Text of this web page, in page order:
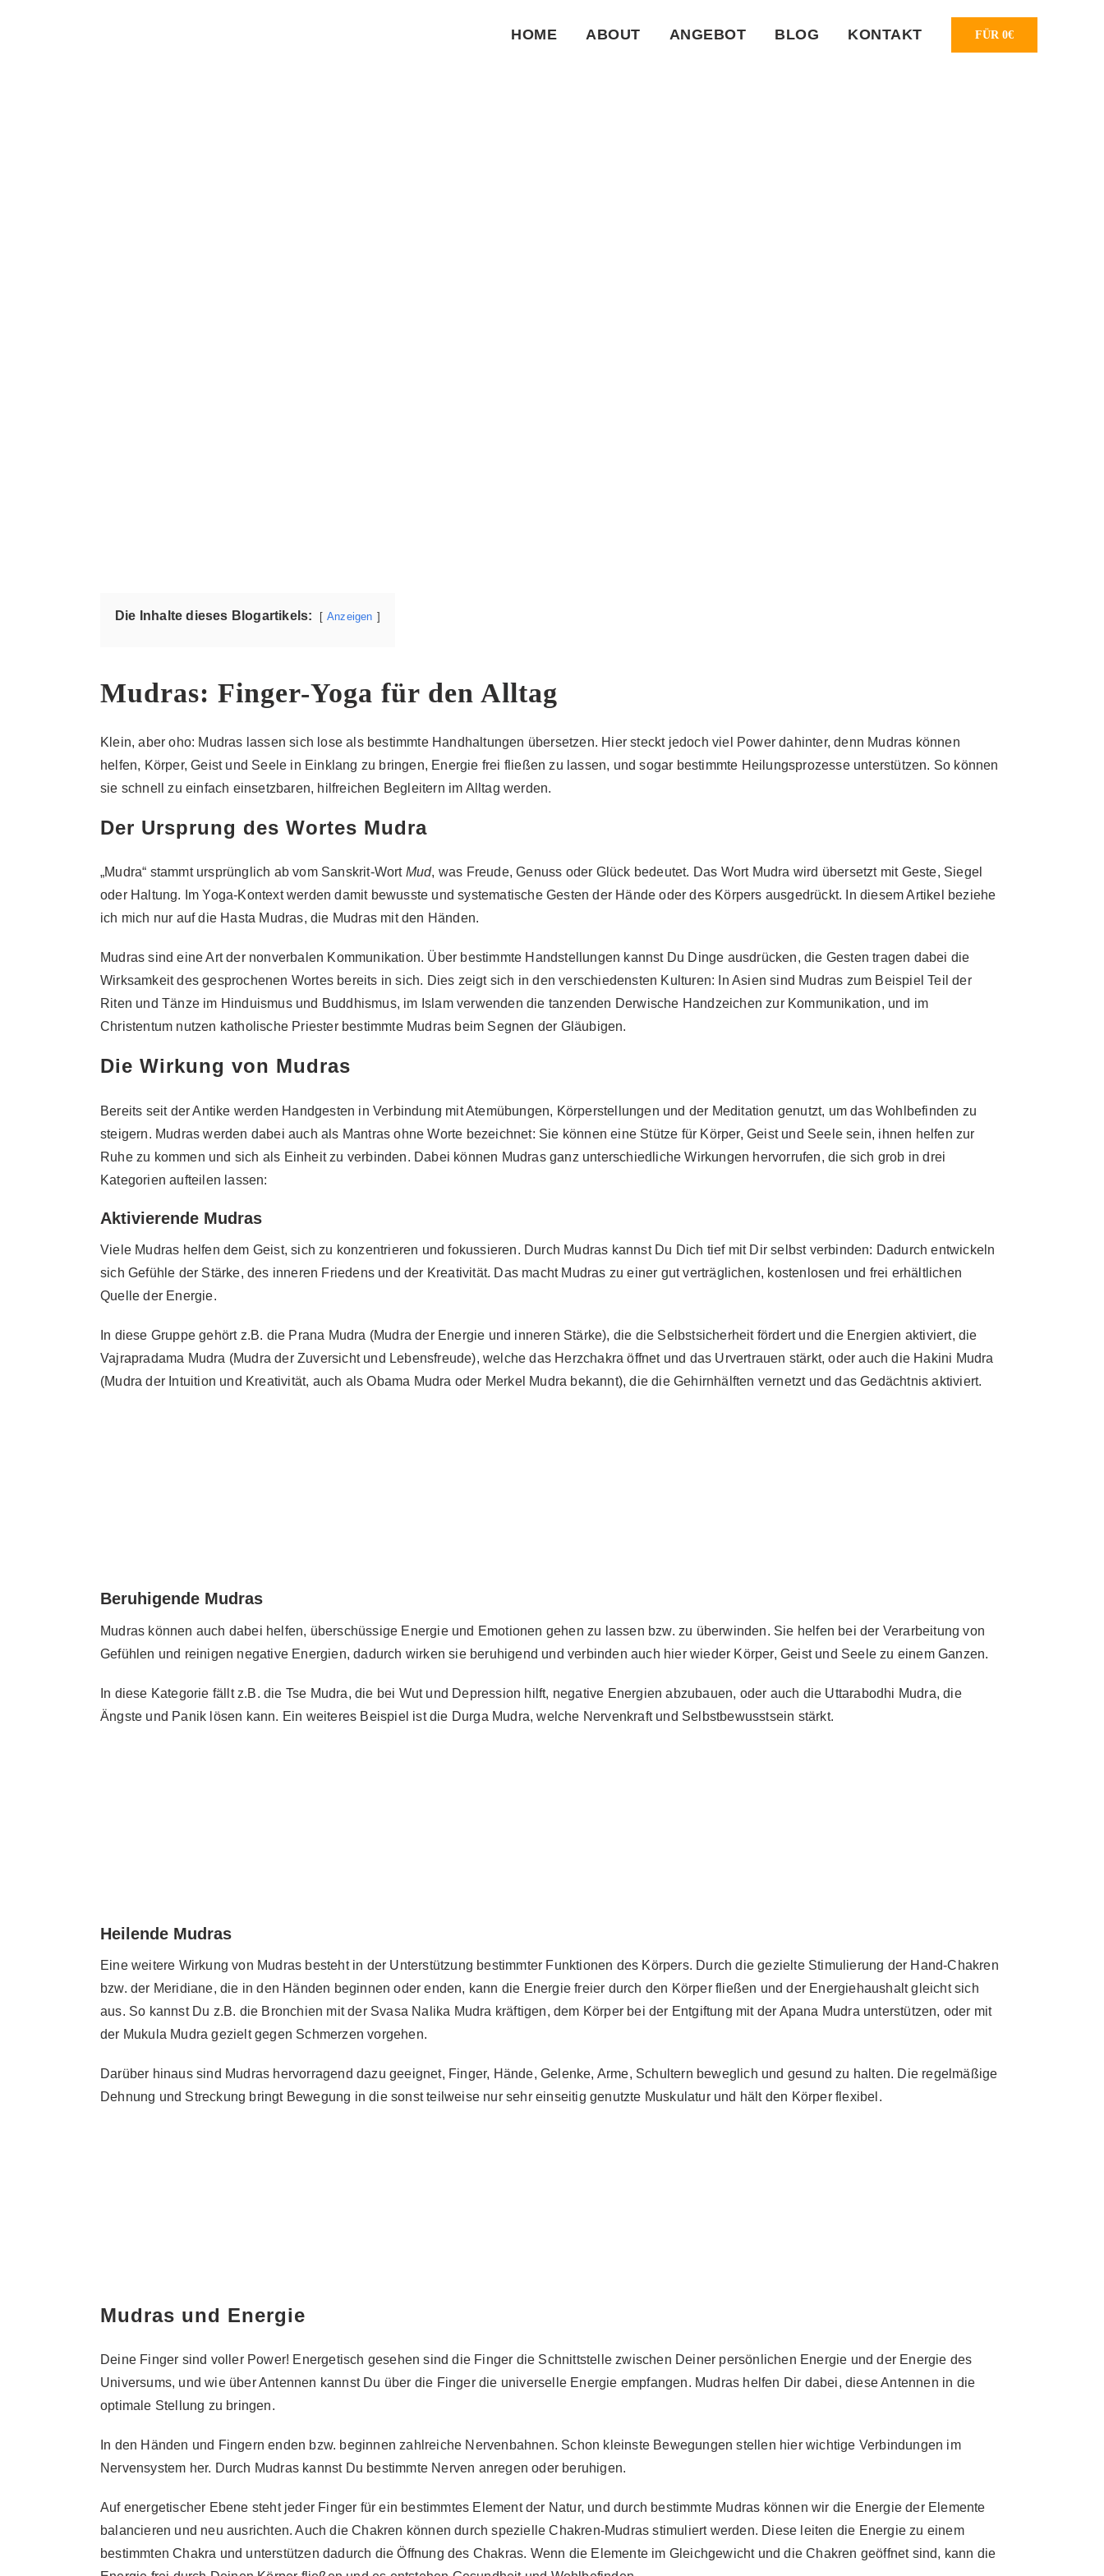
HOME ABOUT ANGEBOT BLOG KONTAKT FÜR 0€
Die Inhalte dieses Blogartikels: Anzeigen
Mudras: Finger-Yoga für den Alltag
Klein, aber oho: Mudras lassen sich lose als bestimmte Handhaltungen übersetzen. Hier steckt jedoch viel Power dahinter, denn Mudras können
helfen, Körper, Geist und Seele in Einklang zu bringen, Energie frei fließen zu lassen, und sogar bestimmte Heilungsprozesse unterstützen. So können
sie schnell zu einfach einsetzbaren, hilfreichen Begleitern im Alltag werden.
Der Ursprung des Wortes Mudra
„Mudra“ stammt ursprünglich ab vom Sanskrit-Wort Mud, was Freude, Genuss oder Glück bedeutet. Das Wort Mudra wird übersetzt mit Geste, Siegel
oder Haltung. Im Yoga-Kontext werden damit bewusste und systematische Gesten der Hände oder des Körpers ausgedrückt. In diesem Artikel beziehe
ich mich nur auf die Hasta Mudras, die Mudras mit den Händen.
Mudras sind eine Art der nonverbalen Kommunikation. Über bestimmte Handstellungen kannst Du Dinge ausdrücken, die Gesten tragen dabei die
Wirksamkeit des gesprochenen Wortes bereits in sich. Dies zeigt sich in den verschiedensten Kulturen: In Asien sind Mudras zum Beispiel Teil der
Riten und Tänze im Hinduismus und Buddhismus, im Islam verwenden die tanzenden Derwische Handzeichen zur Kommunikation, und im
Christentum nutzen katholische Priester bestimmte Mudras beim Segnen der Gläubigen.
Die Wirkung von Mudras
Bereits seit der Antike werden Handgesten in Verbindung mit Atemübungen, Körperstellungen und der Meditation genutzt, um das Wohlbefinden zu
steigern. Mudras werden dabei auch als Mantras ohne Worte bezeichnet: Sie können eine Stütze für Körper, Geist und Seele sein, ihnen helfen zur
Ruhe zu kommen und sich als Einheit zu verbinden. Dabei können Mudras ganz unterschiedliche Wirkungen hervorrufen, die sich grob in drei
Kategorien aufteilen lassen:
Aktivierende Mudras
Viele Mudras helfen dem Geist, sich zu konzentrieren und fokussieren. Durch Mudras kannst Du Dich tief mit Dir selbst verbinden: Dadurch entwickeln
sich Gefühle der Stärke, des inneren Friedens und der Kreativität. Das macht Mudras zu einer gut verträglichen, kostenlosen und frei erhältlichen
Quelle der Energie.
In diese Gruppe gehört z.B. die Prana Mudra (Mudra der Energie und inneren Stärke), die die Selbstsicherheit fördert und die Energien aktiviert, die
Vajrapradama Mudra (Mudra der Zuversicht und Lebensfreude), welche das Herzchakra öffnet und das Urvertrauen stärkt, oder auch die Hakini Mudra
(Mudra der Intuition und Kreativität, auch als Obama Mudra oder Merkel Mudra bekannt), die die Gehirnhälften vernetzt und das Gedächtnis aktiviert.
Beruhigende Mudras
Mudras können auch dabei helfen, überschüssige Energie und Emotionen gehen zu lassen bzw. zu überwinden. Sie helfen bei der Verarbeitung von
Gefühlen und reinigen negative Energien, dadurch wirken sie beruhigend und verbinden auch hier wieder Körper, Geist und Seele zu einem Ganzen.
In diese Kategorie fällt z.B. die Tse Mudra, die bei Wut und Depression hilft, negative Energien abzubauen, oder auch die Uttarabodhi Mudra, die
Ängste und Panik lösen kann. Ein weiteres Beispiel ist die Durga Mudra, welche Nervenkraft und Selbstbewusstsein stärkt.
Heilende Mudras
Eine weitere Wirkung von Mudras besteht in der Unterstützung bestimmter Funktionen des Körpers. Durch die gezielte Stimulierung der Hand-Chakren
bzw. der Meridiane, die in den Händen beginnen oder enden, kann die Energie freier durch den Körper fließen und der Energiehaushalt gleicht sich
aus. So kannst Du z.B. die Bronchien mit der Svasa Nalika Mudra kräftigen, dem Körper bei der Entgiftung mit der Apana Mudra unterstützen, oder mit
der Mukula Mudra gezielt gegen Schmerzen vorgehen.
Darüber hinaus sind Mudras hervorragend dazu geeignet, Finger, Hände, Gelenke, Arme, Schultern beweglich und gesund zu halten. Die regelmäßige
Dehnung und Streckung bringt Bewegung in die sonst teilweise nur sehr einseitig genutzte Muskulatur und hält den Körper flexibel.
Mudras und Energie
Deine Finger sind voller Power! Energetisch gesehen sind die Finger die Schnittstelle zwischen Deiner persönlichen Energie und der Energie des
Universums, und wie über Antennen kannst Du über die Finger die universelle Energie empfangen. Mudras helfen Dir dabei, diese Antennen in die
optimale Stellung zu bringen.
In den Händen und Fingern enden bzw. beginnen zahlreiche Nervenbahnen. Schon kleinste Bewegungen stellen hier wichtige Verbindungen im
Nervensystem her. Durch Mudras kannst Du bestimmte Nerven anregen oder beruhigen.
Auf energetischer Ebene steht jeder Finger für ein bestimmtes Element der Natur, und durch bestimmte Mudras können wir die Energie der Elemente
balancieren und neu ausrichten. Auch die Chakren können durch spezielle Chakren-Mudras stimuliert werden. Diese leiten die Energie zu einem
bestimmten Chakra und unterstützen dadurch die Öffnung des Chakras. Wenn die Elemente im Gleichgewicht und die Chakren geöffnet sind, kann die